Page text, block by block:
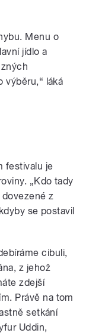
Menu o
jídlo a
výběru,“ láká
festivalu je
„Kdo tady
z
se postavil
cibuli,
z jehož
zdejší
Právě na tom
setkání
Uddin,